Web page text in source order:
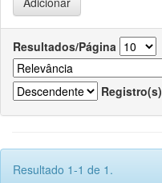
Resultados/Página
Registro(s)
Resultado 1-1 de 1.